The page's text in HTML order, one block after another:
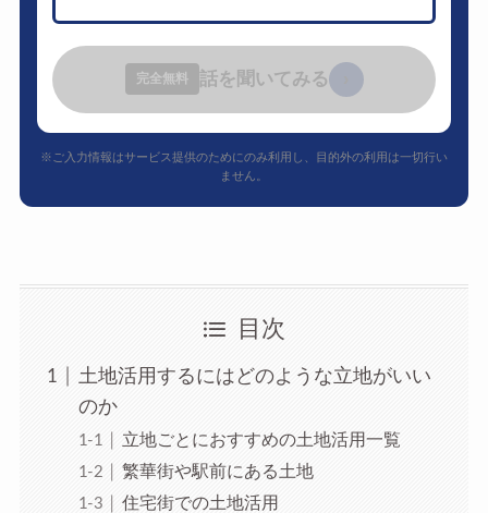
完全無料 話を聞いてみる
※ご入力情報はサービス提供のためにのみ利用し、目的外の利用は一切行い
ません。
目次
土地活用するにはどのような立地がいい
のか
立地ごとにおすすめの土地活用一覧
繁華街や駅前にある土地
住宅街での土地活用